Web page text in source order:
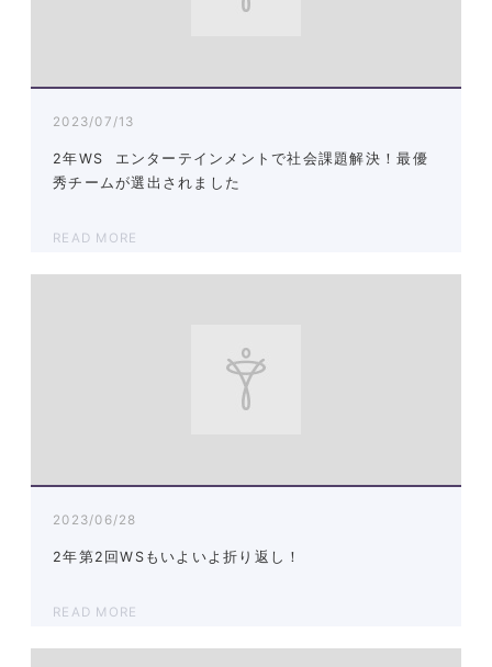
2023/07/13
2年WS エンターテインメントで社会課題解決！最優
秀チームが選出されました
READ MORE
2023/06/28
2年第2回WSもいよいよ折り返し！
READ MORE